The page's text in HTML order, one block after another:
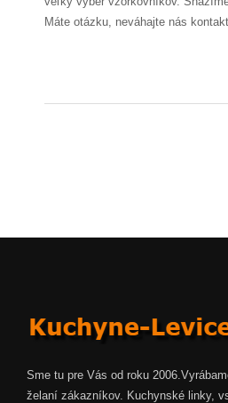
Máte otázku, neváhajte nás
Sme tu pre Vás od roku
želaní zákazníkov. Kuchynské linky,